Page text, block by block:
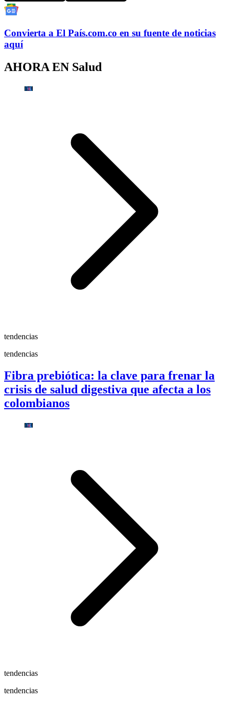
Convierta a El País.com.co en su fuente de noticias
aquí
AHORA EN Salud
tendencias
tendencias
Fibra prebiótica: la clave para frenar la
crisis de salud digestiva que afecta a los
colombianos
tendencias
tendencias